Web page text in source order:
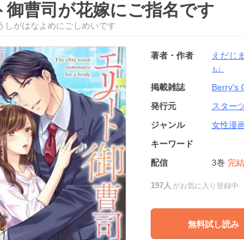
御曹司が花嫁にご指名です
しがはなよめにごしめいです
著者・作者 えだじ
も）
掲載雑誌
Berry's
発行元
スター
ジャンル
女性漫
キーワード
配信
3巻 完結
197人 がお気に入り登録中
無料試し読み